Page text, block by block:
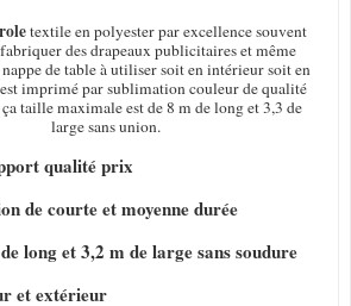
textile en polyester par excellence souvent
des drapeaux publicitaires et même
de table à utiliser soit en intérieur soit en
imprimé par sublimation couleur de qualité
taille maximale est de 8 m de long et 3,3 de
large sans union.
qualité prix
de courte et moyenne durée
long et 3,2 m de large sans soudure
et extérieur